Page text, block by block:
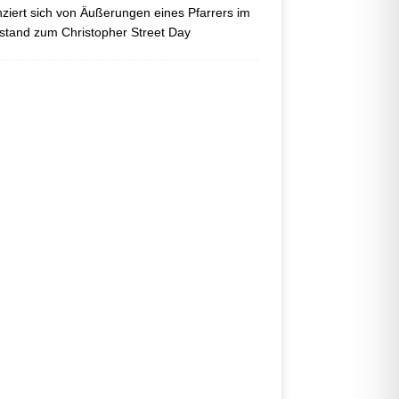
sich von Äußerungen eines Pfarrers im
zum Christopher Street Day